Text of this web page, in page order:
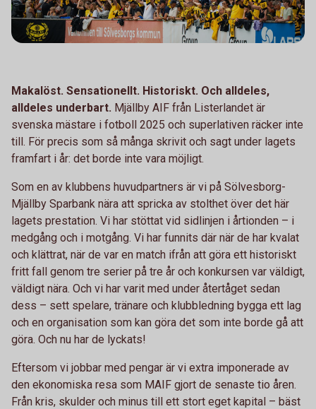
Makalöst. Sensationellt. Historiskt. Och alldeles,
alldeles underbart. Mjällby AIF från Listerlandet är
svenska mästare i fotboll 2025 och superlativen räcker inte
till. För precis som så många skrivit och sagt under lagets
framfart i år: det borde inte vara möjligt.
Som en av klubbens huvudpartners är vi på Sölvesborg-
Mjällby Sparbank nära att spricka av stolthet över det här
lagets prestation. Vi har stöttat vid sidlinjen i årtionden – i
medgång och i motgång. Vi har funnits där när de har kvalat
och klättrat, när de var en match ifrån att göra ett historiskt
fritt fall genom tre serier på tre år och konkursen var väldigt,
väldigt nära. Och vi har varit med under återtåget sedan
dess – sett spelare, tränare och klubbledning bygga ett lag
och en organisation som kan göra det som inte borde gå att
göra. Och nu har de lyckats!
Eftersom vi jobbar med pengar är vi extra imponerade av
den ekonomiska resa som MAIF gjort de senaste tio åren.
Från kris, skulder och minus till ett stort eget kapital – bäst